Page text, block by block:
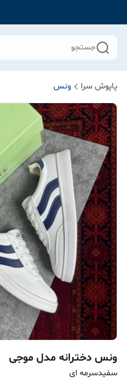
جستجو
پاپوش سرا ونس
ونس دخترانه مدل موجی
سفیدسرمه ای